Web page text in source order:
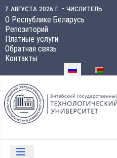
7 августа 2026 г. - числитель
О Республике Беларусь
Репозиторий
Платные услуги
Обратная связь
Контакты
Выберите язык